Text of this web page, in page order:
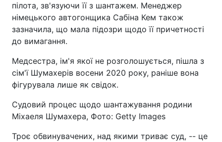
пілота, зв'язуючи її з шантажем. Менеджер
німецького автогонщика Сабіна Кем також
зазначила, що мала підозри щодо її причетності
до вимагання.
Медсестра, ім'я якої не розголошується, пішла з
сім'ї Шумахерів восени 2020 року, раніше вона
фігурувала лише як свідок.
Судовий процес щодо шантажування родини
Міхаеля Шумахера, Фото: Getty Images
Троє обвинувачених, над якими триває суд, -- це